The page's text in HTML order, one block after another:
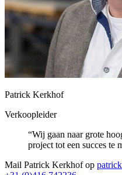
Patrick Kerkhof
Verkoopleider
“Wij gaan naar grote
project tot een succes te
Mail Patrick Kerkhof op